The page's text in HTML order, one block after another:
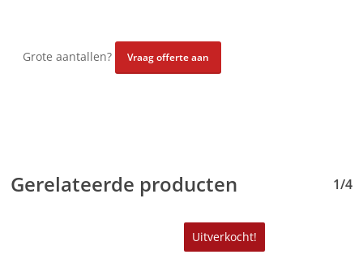
Grote aantallen? Vraag offerte aan
Gerelateerde producten 1/4
Uitverkocht!